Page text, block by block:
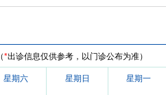
（*出诊信息仅供参考，以门诊公布为准）
星期六 星期日 星期一